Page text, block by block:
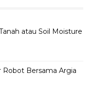
atau Soil Moisture
Robot Bersama Argia